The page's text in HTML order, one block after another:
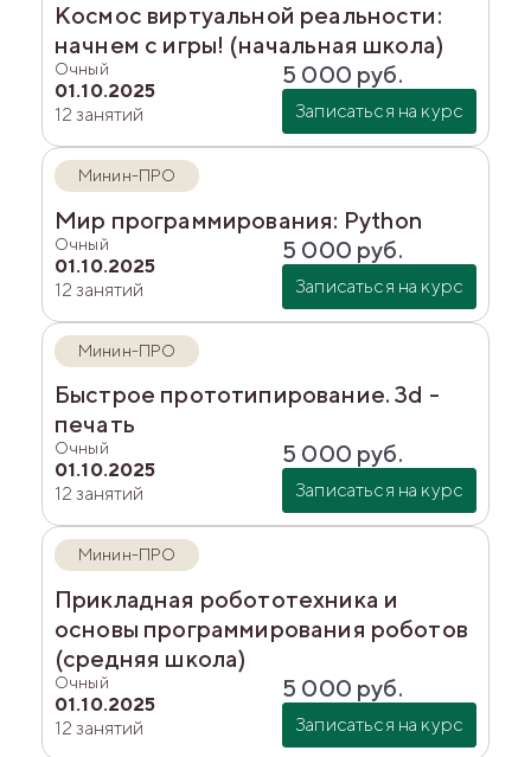
Космос виртуальной реальности:
начнем с игры! (начальная школа)
Очный
01.10.2025
12 занятий
5 000 руб.
Записаться на курс
Минин-ПРО
Мир программирования: Python
Очный
01.10.2025
12 занятий
5 000 руб.
Записаться на курс
Минин-ПРО
Быстрое прототипирование. 3d -
печать
Очный
01.10.2025
12 занятий
5 000 руб.
Записаться на курс
Минин-ПРО
Прикладная робототехника и
основы программирования роботов
(средняя школа)
Очный
01.10.2025
12 занятий
5 000 руб.
Записаться на курс